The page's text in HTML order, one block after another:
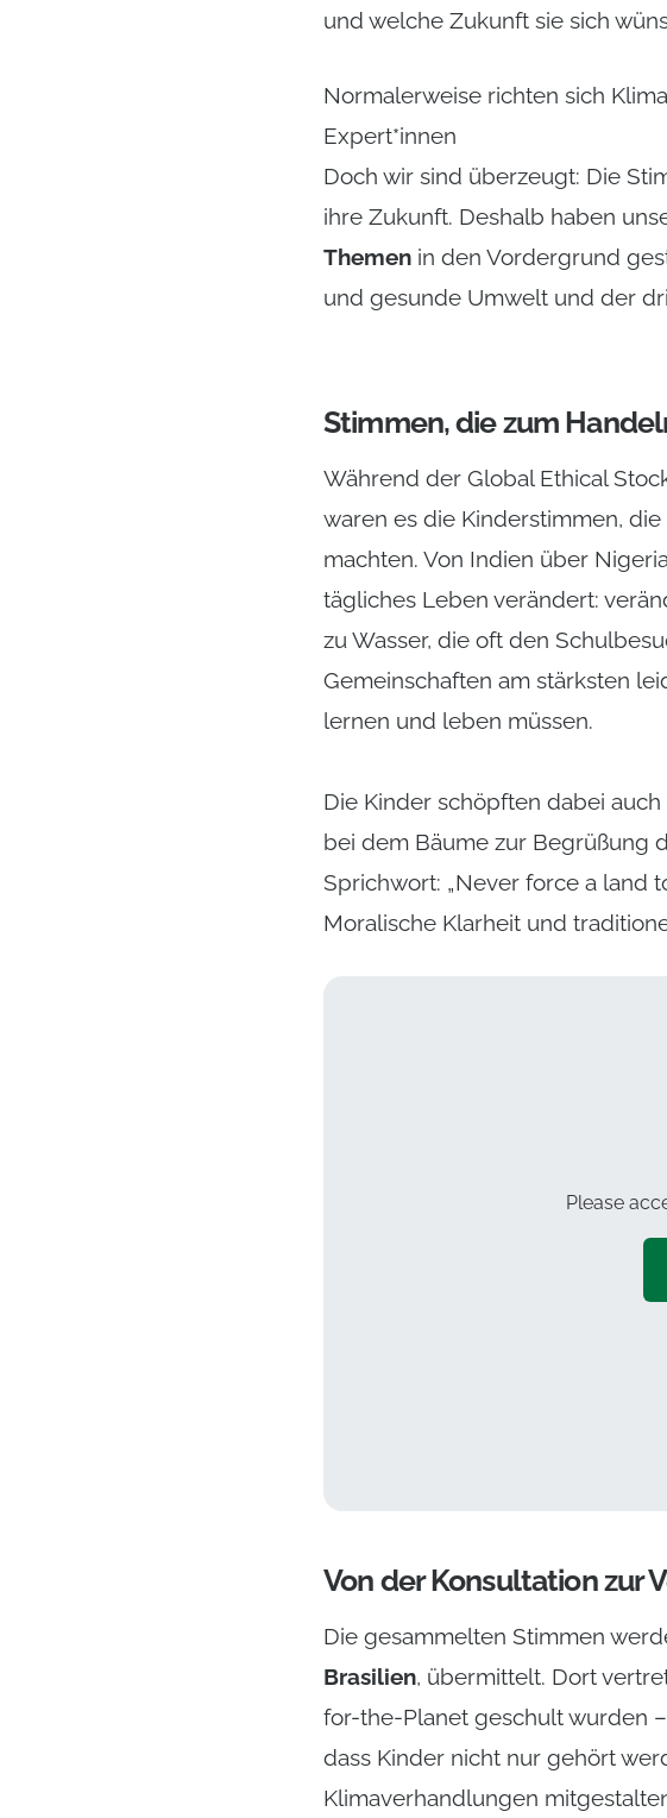
und welche Zukunft sie sich
Normalerweise richten sich
Expert*innen
Doch wir sind überzeugt: Die
ihre Zukunft. Deshalb haben
Themen in den Vordergrund
und gesunde Umwelt und der
Stimmen, die zum
Während der Global Ethical
waren es die Kinderstimmen,
machten. Von Indien über
tägliches Leben verändert:
zu Wasser, die oft den
Gemeinschaften am stärksten
lernen und leben müssen.
Die Kinder schöpften dabei
bei dem Bäume zur Begrüßung
Sprichwort: „Never force a land
Moralische Klarheit und
Please
for-the-Planet, 2025.
Von der Konsultation zur
Die gesammelten Stimmen
Brasilien, übermittelt. Dort
for-the-Planet geschult wurden
dass Kinder nicht nur gehört
Klimaverhandlungen